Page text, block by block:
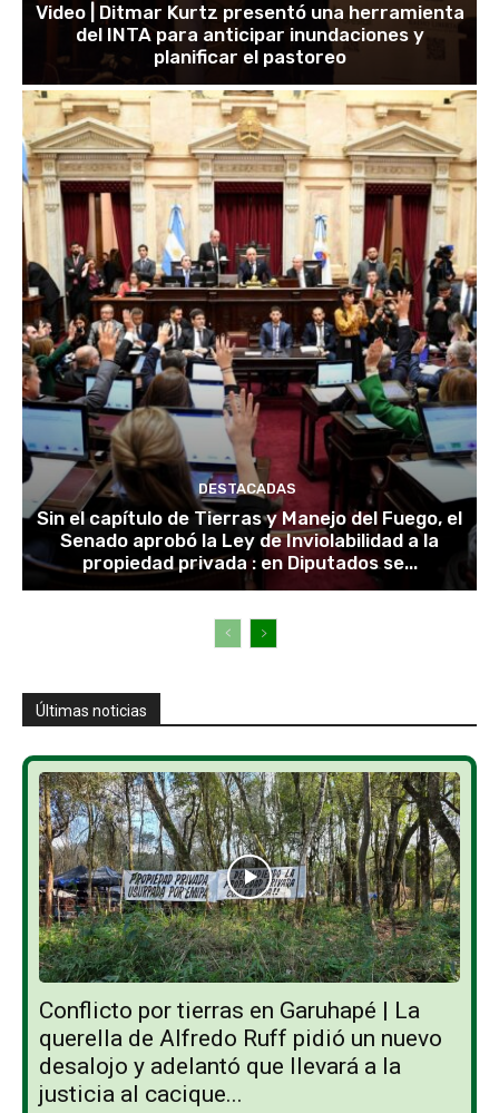
Video | Ditmar Kurtz presentó una herramienta
del INTA para anticipar inundaciones y
planificar el pastoreo
DESTACADAS
Sin el capítulo de Tierras y Manejo del Fuego, el
Senado aprobó la Ley de Inviolabilidad a la
propiedad privada : en Diputados se...
Últimas noticias
Conflicto por tierras en Garuhapé | La
querella de Alfredo Ruff pidió un nuevo
desalojo y adelantó que llevará a la
justicia al cacique...